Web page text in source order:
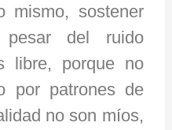
mismo, sostener
del ruido
libre, porque no
por patrones de
no son míos,